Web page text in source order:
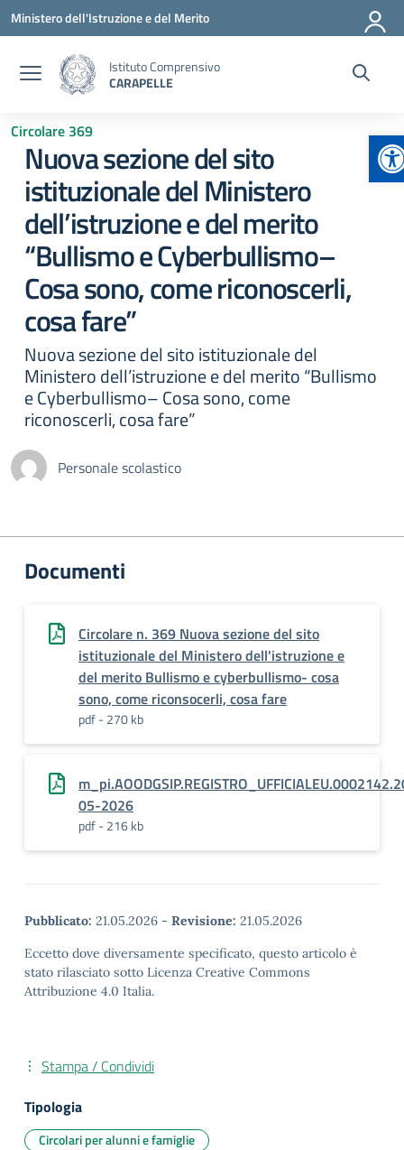
Vai ai contenuti
Vai al menu di navigazione
Vai al footer
Ministero dell'Istruzione e del Merito
Istituto Comprensivo
CARAPELLE
Circolare 369
Nuova sezione del sito
istituzionale del Ministero
dell’istruzione e del merito
“Bullismo e Cyberbullismo–
Cosa sono, come riconoscerli,
cosa fare”
Nuova sezione del sito istituzionale del
Ministero dell’istruzione e del merito “Bullismo
e Cyberbullismo– Cosa sono, come
riconoscerli, cosa fare”
Personale scolastico
Documenti
Circolare n. 369 Nuova sezione del sito
istituzionale del Ministero dell'istruzione e
del merito Bullismo e cyberbullismo- cosa
sono, come riconsocerli, cosa fare
pdf - 270 kb
05-2026
pdf - 216 kb
Pubblicato: 21.05.2026 - Revisione: 21.05.2026
Eccetto dove diversamente specificato, questo articolo è
stato rilasciato sotto Licenza Creative Commons
Attribuzione 4.0 Italia.
Stampa / Condividi
Tipologia
Circolari per alunni e famiglie